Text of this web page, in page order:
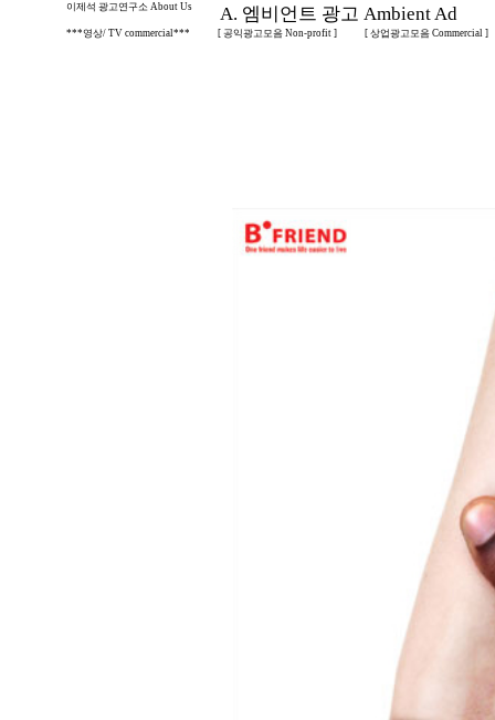
이제석 광고연구소 About Us A. 엠비언트 광고 Ambient Ad
***영상/ TV commercial*** [ 공익광고모음 Non-profit ] [ 상업광고모음 Commercial ]